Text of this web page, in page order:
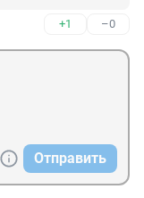
+1 –0
Отправить